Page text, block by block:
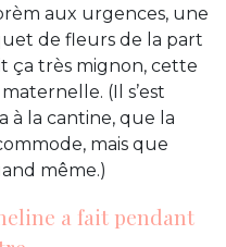
aux urgences, une
de fleurs de la part
ça très mignon, cette
(Il s’est
à la cantine, que la
mais que
même.)
a fait pendant